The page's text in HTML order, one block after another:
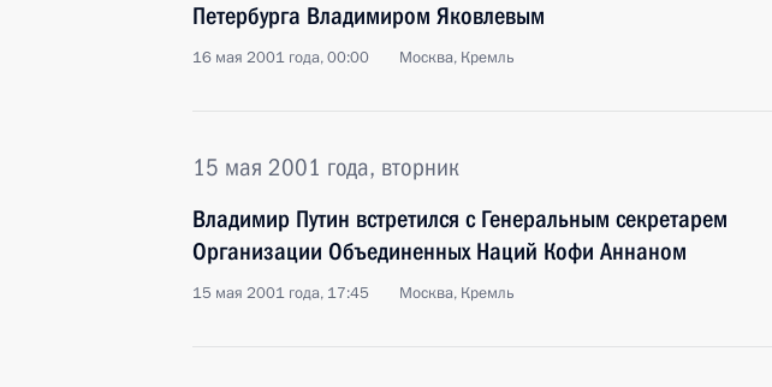
Петербурга Владимиром Яковлевым
16 мая 2001 года, 00:00 Москва, Кремль
15 мая 2001 года, вторник
Владимир Путин встретился с Генеральным секретарем
Организации Объединенных Наций Кофи Аннаном
15 мая 2001 года, 17:45 Москва, Кремль